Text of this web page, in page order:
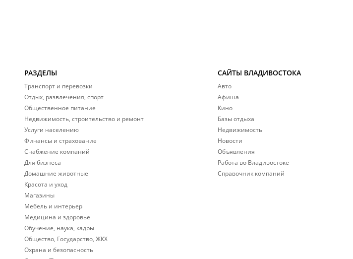
РАЗДЕЛЫ
Транспорт и перевозки
Отдых, развлечения, спорт
Общественное питание
Недвижимость, строительство и ремонт
Услуги населению
Финансы и страхование
Снабжение компаний
Для бизнеса
Домашние животные
Красота и уход
Магазины
Мебель и интерьер
Медицина и здоровье
Обучение, наука, кадры
Общество, Государство, ЖКХ
Охрана и безопасность
САЙТЫ ВЛАДИВОСТОКА
Авто
Афиша
Кино
Базы отдыха
Недвижимость
Новости
Объявления
Работа во Владивостоке
Справочник компаний